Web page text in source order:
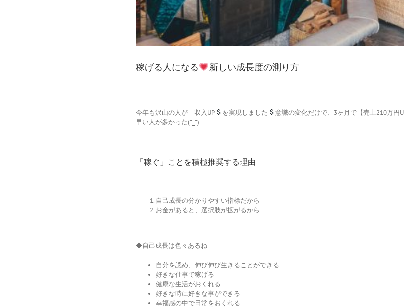
稼げる人になる 新しい成長度の測り方
今年も沢山の人が 収入UP を実現しました 意識の変化だけで、3ヶ月で【売上210万円
早い人が多かった(*_*)
「稼ぐ」ことを積極推奨する理由
自己成長の分かりやすい指標だから
お金があると、選択肢が拡がるから
◆自己成長は色々あるね
自分を認め、伸び伸び生きることができる
好きな仕事で稼げる
健康な生活がおくれる
好きな時に好きな事ができる
幸福感の中で日常をおくれる